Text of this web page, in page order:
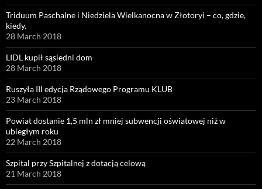
Triduum Paschalne i Niedziela Wielkanocna w Złotoryi – co, gdzie,
kiedy.
28 March 2018
LIDL kupił sąsiedni dom
28 March 2018
Ruszyła III edycja Rządowego Programu KLUB
23 March 2018
Powiat dostanie 1,5 mln zł mniej subwencji oświatowej niż w
ubiegłym roku
22 March 2018
Szpital przy Szpitalnej z dotacją celową
21 March 2018